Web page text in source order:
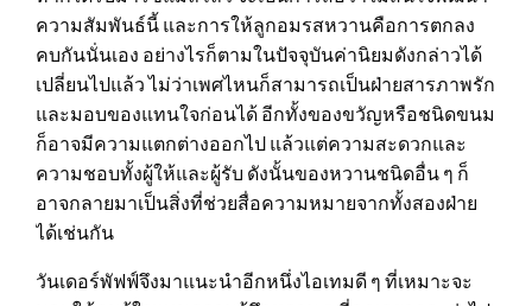
ความสัมพันธ์นี้ และการให้ลูกอมรสหวานคือการตกลง
คบกันนั่นเอง อย่างไรก็ตามในปัจจุบันค่านิยมดังกล่าวได้
เปลี่ยนไปแล้ว ไม่ว่าเพศไหนก็สามารถเป็นฝ่ายสารภาพรัก
และมอบของแทนใจก่อนได้ อีกทั้งของขวัญหรือชนิดขนม
ก็อาจมีความแตกต่างออกไป แล้วแต่ความสะดวกและ
ความชอบทั้งผู้ให้และผู้รับ ดังนั้นของหวานชนิดอื่น ๆ ก็
อาจกลายมาเป็นสิ่งที่ช่วยสื่อความหมายจากทั้งสองฝ่าย
ได้เช่นกัน
วันเดอร์พัฟฟ์จึงมาแนะนำอีกหนึ่งไอเทมดี ๆ ที่เหมาะจะ